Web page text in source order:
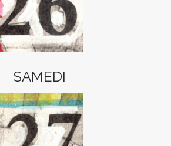
SAMEDI